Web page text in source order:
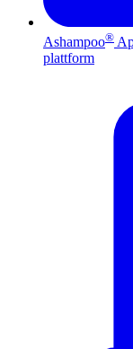
Ashampoo®
plattform